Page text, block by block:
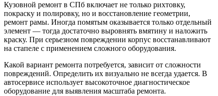
Кузовной ремонт в СПб включает не только рихтовку,
покраску и полировку, но и восстановление геометрии,
ремонт рамы. Иногда помятым оказывается только отдельный
элемент — тогда достаточно выровнять вмятину и наложить
краску. При серьезном повреждении корпус восстанавливают
на стапеле с применением сложного оборудования.
Какой вариант ремонта потребуется, зависит от сложности
повреждений. Определить их визуально не всегда удается. В
автосервисе использует высокоточное диагностическое
оборудование для выявления масштаба ремонта.